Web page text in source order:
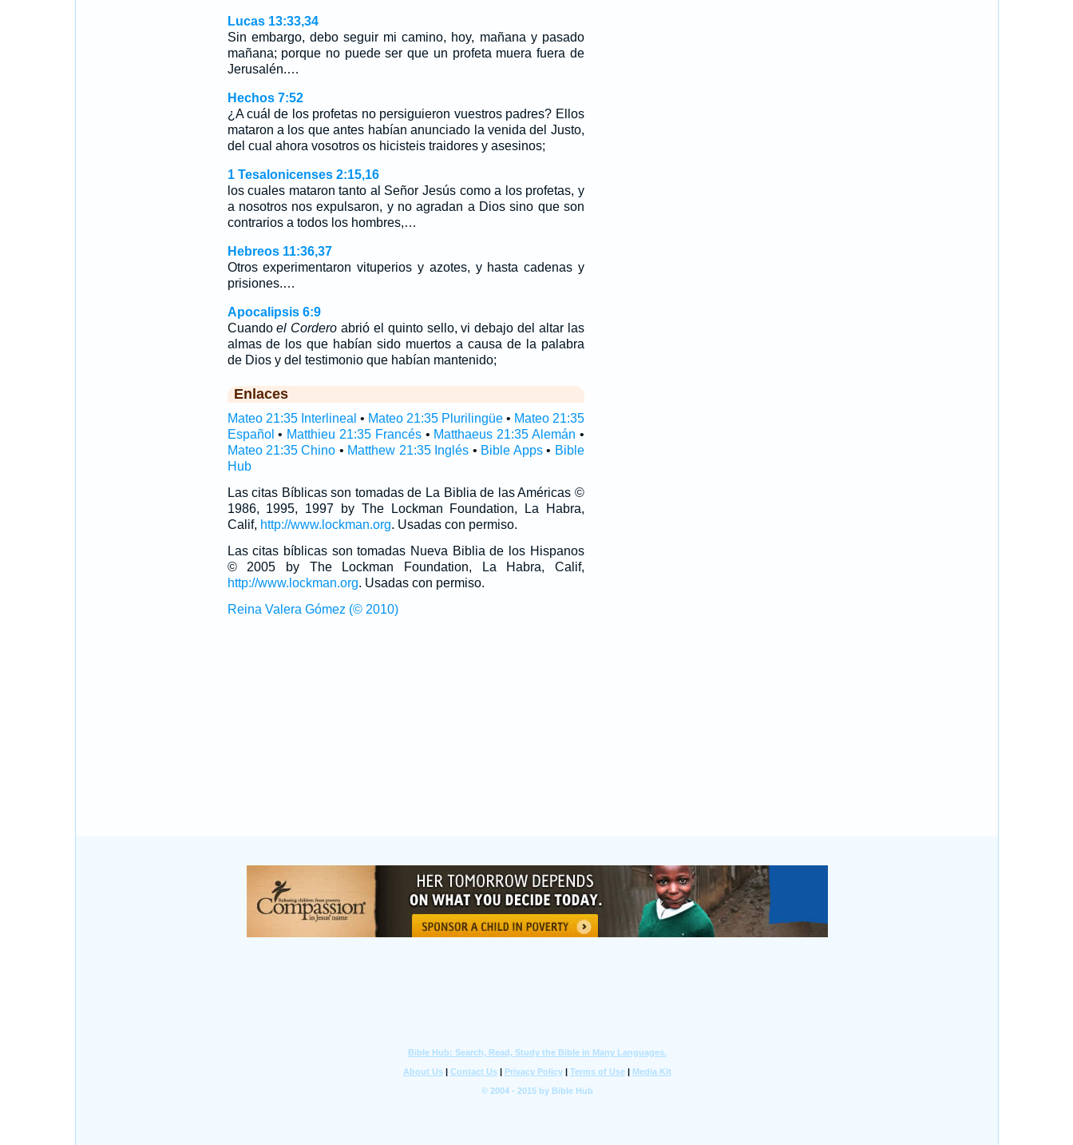
Lucas 13:33,34
Sin embargo, debo seguir mi camino, hoy, mañana y pasado
mañana; porque no puede ser que un profeta muera fuera de
Jerusalén.…
Hechos 7:52
¿A cuál de los profetas no persiguieron vuestros padres? Ellos
mataron a los que antes habían anunciado la venida del Justo,
del cual ahora vosotros os hicisteis traidores y asesinos;
1 Tesalonicenses 2:15,16
los cuales mataron tanto al Señor Jesús como a los profetas, y
a nosotros nos expulsaron, y no agradan a Dios sino que son
contrarios a todos los hombres,…
Hebreos 11:36,37
Otros experimentaron vituperios y azotes, y hasta cadenas y
prisiones.…
Apocalipsis 6:9
Cuandoel Cordero abrió el quinto sello, vi debajo del altar las
almas de los que habían sido muertos a causa de la palabra
de Dios y del testimonio que habían mantenido;
Enlaces
Mateo 21:35 Interlineal • Mateo 21:35 Plurilingüe• Mateo 21:35
Español • Matthieu 21:35 Francés• Matthaeus 21:35 Alemán •
Mateo 21:35 Chino • Matthew 21:35 Inglés • Bible Apps• Bible
Hub
Las citas Bíblicas son tomadas de La Biblia de las Américas ©
1986, 1995, 1997 by The Lockman Foundation, La Habra,
Calif, http://www.lockman.org. Usadas con permiso.
Las citas bíblicas son tomadas Nueva Biblia de los Hispanos
© 2005 by The Lockman Foundation, La Habra, Calif,
http://www.lockman.org. Usadas con permiso.
Reina Valera Gómez (© 2010)